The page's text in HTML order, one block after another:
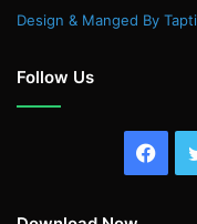
Design & Manged By
Follow Us